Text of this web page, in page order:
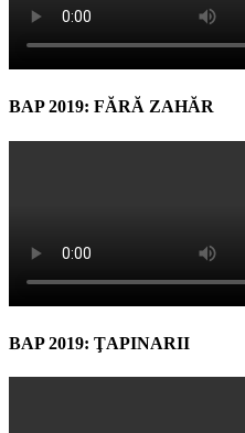
BAP 2019: FĂRĂ ZAHĂR
BAP 2019: ŢAPINARII